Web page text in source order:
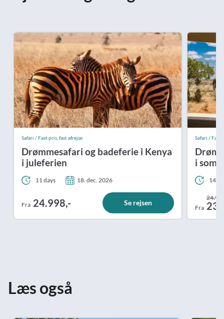
Safari / Fast pris, fast afrejse
Drømmesafari og badeferie i Kenya
i juleferien
11 days 18. dec. 2026
Fra 24.998,- Se rejsen
Safari / Fast
i
14
Fra
Læs også